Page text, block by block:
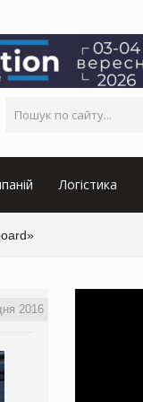
Логістика
2016